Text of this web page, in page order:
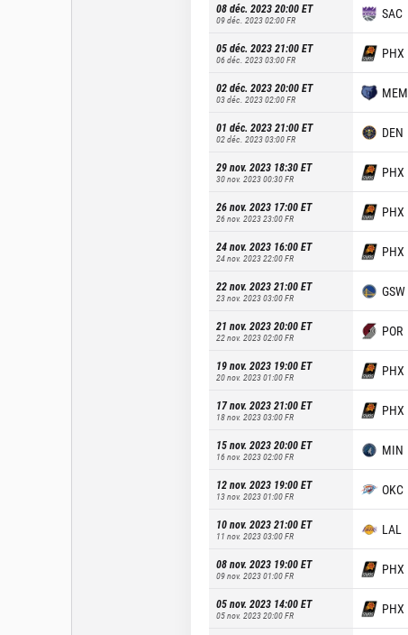
08 déc. 2023 20:00ET
09 déc. 2023 02:00FR SAC
05 déc. 2023 21:00ET
06 déc. 2023 03:00FR PHX
02 déc. 2023 20:00ET
03 déc. 2023 02:00FR MEM
01 déc. 2023 21:00ET
02 déc. 2023 03:00FR DEN
29 nov. 2023 18:30ET
30 nov. 2023 00:30FR PHX
26 nov. 2023 17:00ET
26 nov. 2023 23:00FR PHX
24 nov. 2023 16:00ET
24 nov. 2023 22:00FR PHX
22 nov. 2023 21:00ET
23 nov. 2023 03:00FR GSW
21 nov. 2023 20:00ET
22 nov. 2023 02:00FR POR
19 nov. 2023 19:00ET
20 nov. 2023 01:00FR PHX
17 nov. 2023 21:00ET
18 nov. 2023 03:00FR PHX
15 nov. 2023 20:00ET
16 nov. 2023 02:00FR MIN
12 nov. 2023 19:00ET
13 nov. 2023 01:00FR OKC
10 nov. 2023 21:00ET
11 nov. 2023 03:00FR LAL
08 nov. 2023 19:00ET
09 nov. 2023 01:00FR PHX
05 nov. 2023 14:00ET
05 nov. 2023 20:00FR PHX